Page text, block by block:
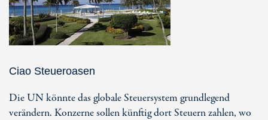
Ciao Steueroasen
Die UN könnte das globale Steuersystem grundlegend
verändern. Konzerne sollen künftig dort Steuern zahlen, wo